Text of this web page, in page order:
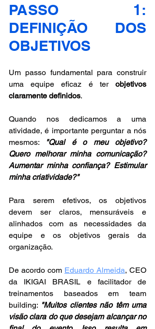
PASSO 1:
DEFINIÇÃO DOS
OBJETIVOS
Um passo fundamental para construir
uma equipe eficaz é ter objetivos
claramente definidos.
Quando nos dedicamos a uma
atividade, é importante perguntar a nós
mesmos:
"Qual é o meu objetivo?
Quero melhorar minha comunicação?
Aumentar minha confiança? Estimular
minha criatividade?"
Para serem efetivos, os objetivos
devem ser claros, mensuráveis e
alinhados com as necessidades da
equipe e os objetivos gerais da
organização.
De acordo com Eduardo Almeida, CEO
da IKIGAI BRASIL e facilitador de
treinamentos baseados em team
building: "Muitos clientes não têm uma
visão clara do que desejam alcançar no